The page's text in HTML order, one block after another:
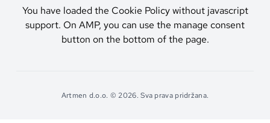
You have loaded the Cookie Policy without javascript
support. On AMP, you can use the manage consent
button on the bottom of the page.
Artmen d.o.o. © 2026. Sva prava pridržana.